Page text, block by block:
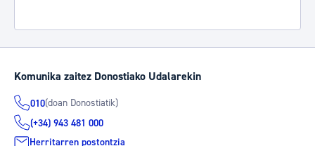
Komunika zaitez Donostiako Udalarekin
010(doan Donostiatik)
(+34) 943 481 000
Herritarren postontzia